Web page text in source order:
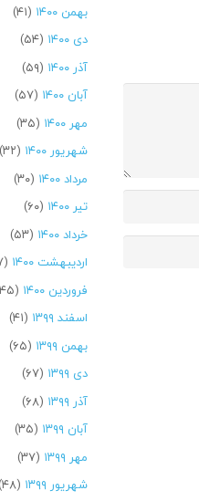
بهمن ۱۴۰۰
(۴۱)
دی ۱۴۰۰
(۵۴)
آذر ۱۴۰۰
(۵۹)
آبان ۱۴۰۰
(۵۷)
مهر ۱۴۰۰
(۳۵)
شهریور ۱۴۰۰
(۳۲)
مرداد ۱۴۰۰
(۳۰)
تیر ۱۴۰۰
(۶۰)
خرداد ۱۴۰۰
(۵۳)
اردیبهشت ۱۴۰۰
(۷۷)
فروردین ۱۴۰۰
(۴۵)
اسفند ۱۳۹۹
(۴۱)
بهمن ۱۳۹۹
(۶۵)
دی ۱۳۹۹
(۶۷)
آذر ۱۳۹۹
(۶۸)
آبان ۱۳۹۹
(۳۵)
مهر ۱۳۹۹
(۳۷)
شهریور ۱۳۹۹
(۴۸)